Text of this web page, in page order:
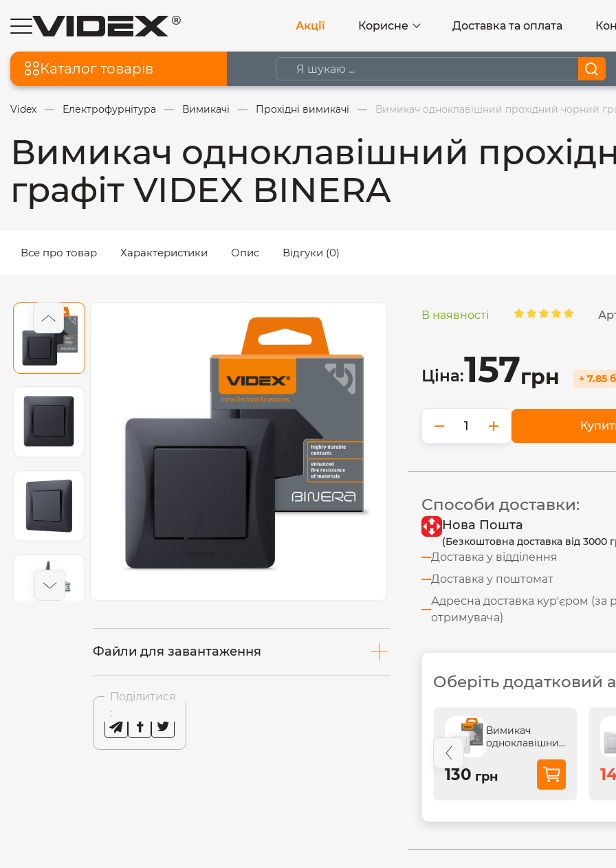
Акції Корисне Доставка та оплата
Каталог товарів
Videx Електрофурнітура Вимикачі Прохідні вимикачі Вимикач одноклавішний прохідний чорний
Вимикач одноклавішний
графіт VIDEX BINERA
Все про товар Характеристики Опис Відгуки (0)
Файли для завантаження
Поділитися
:
В наявності
Ціна:157грн + 7.85
− +
Способи доставки:
Нова Пошта
(Безкоштовна доставка від 3000
Доставка у відділення
Доставка у поштомат
Адресна доставка кур'єром (за
отримувача)
Оберіть додатковий
Вимикач
одноклавішний
білий VIDEX
BINERA
130 грн